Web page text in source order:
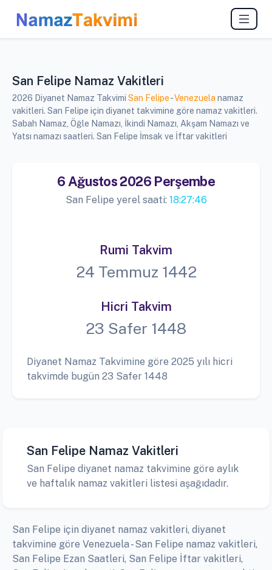
San Felipe Namaz Vakitleri
2026 Diyanet Namaz Takvimi San Felipe-Venezuela namaz
vakitleri. San Felipe için diyanet takvimine göre namaz vakitleri.
Sabah Namaz, Öğle Namazı, İkindi Namazı, Akşam Namazı ve
Yatsı namazı saatleri. San Felipe İmsak ve İftar vakitleri
6 Ağustos 2026 Perşembe
San Felipe yerel saati: 18:27:46
Rumi Takvim
24 Temmuz 1442
Hicri Takvim
23 Safer 1448
Diyanet Namaz Takvimine göre 2025 yılı hicri
takvimde bugün 23 Safer 1448
San Felipe Namaz Vakitleri
San Felipe diyanet namaz takvimine göre aylık
ve haftalık namaz vakitleri listesi aşağıdadır.
San Felipe için diyanet namaz vakitleri, diyanet
takvimine göre Venezuela - San Felipe namaz vakitleri,
San Felipe Ezan Saatleri, San Felipe İftar vakitleri,